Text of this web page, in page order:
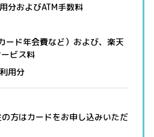
分およびATM手数料
ード年会費など）および、楽天
ビス料
用分
方はカードをお申し込みいただ